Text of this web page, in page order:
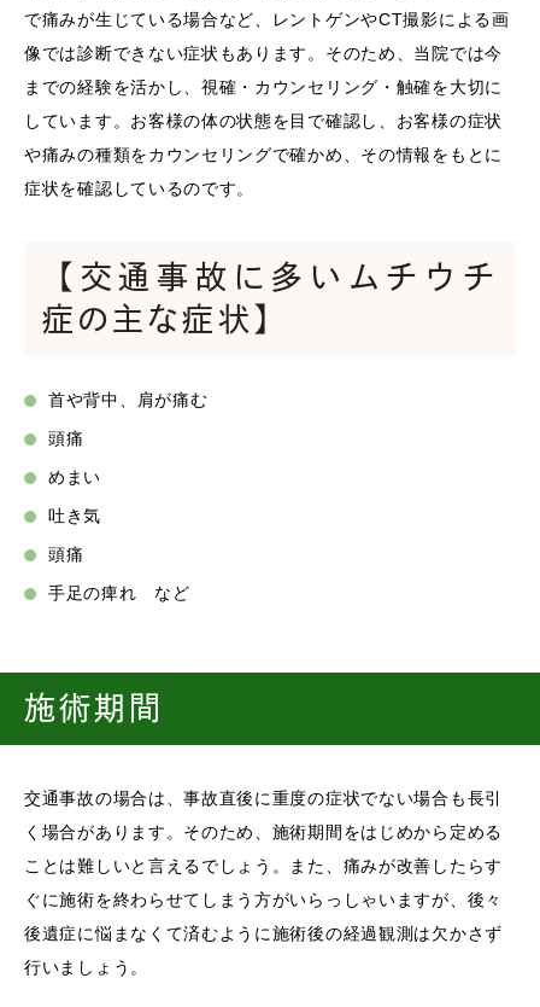
で痛みが生じている場合など、レントゲンやCT撮影による画
像では診断できない症状もあります。そのため、当院では今
までの経験を活かし、視確・カウンセリング・触確を大切に
しています。お客様の体の状態を目で確認し、お客様の症状
や痛みの種類をカウンセリングで確かめ、その情報をもとに
症状を確認しているのです。
【交通事故に多いムチウチ
症の主な症状】
首や背中、肩が痛む
頭痛
めまい
吐き気
頭痛
手足の痺れ など
施術期間
交通事故の場合は、事故直後に重度の症状でない場合も長引
く場合があります。そのため、施術期間をはじめから定める
ことは難しいと言えるでしょう。また、痛みが改善したらす
ぐに施術を終わらせてしまう方がいらっしゃいますが、後々
後遺症に悩まなくて済むように施術後の経過観測は欠かさず
行いましょう。